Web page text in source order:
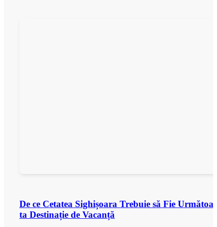
De ce Cetatea Sighișoara Trebuie să Fie
ta Destinație de Vacanță